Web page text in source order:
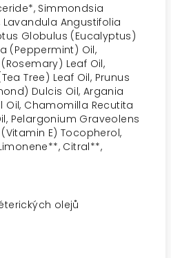
Simmondsia
Angustifolia
Globulus (Eucalyptus)
(Peppermint) Oil,
Leaf Oil,
Tree) Leaf Oil, Prunus
Dulcis Oil, Argania
Oil, Chamomilla Recutita
Pelargonium Graveolens
E) Tocopherol,
Citral**,
olejů